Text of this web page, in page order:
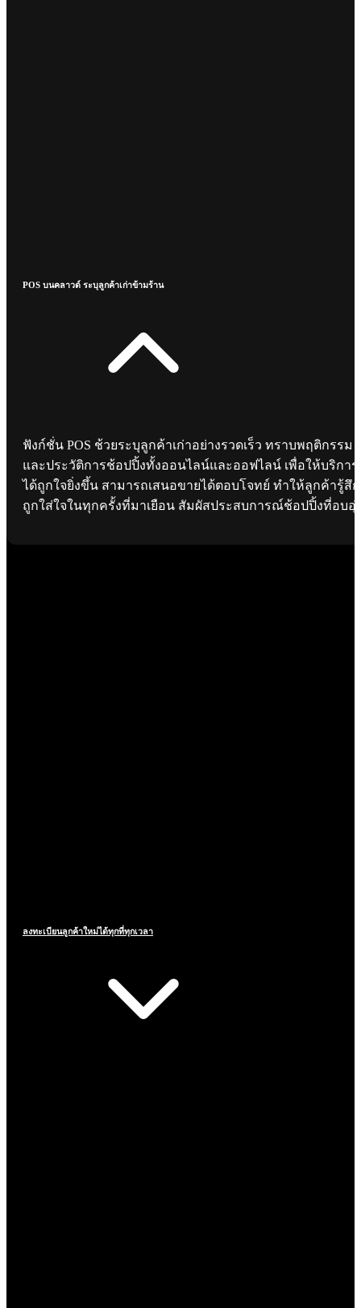
POS บนคลาวด์ ระบุลูกค้าเก่าข้ามร้าน
ฟังก์ชั่น POS ช้วยระบุลูกค้าเก่าอย่างรวดเร็ว ทราบพฤติกรรม
และประวัติการช้อปปิ้งทั้งออนไลน์และออฟไลน์ เพื่อให้บริการ
ได้ถูกใจยิ่งขึ้น สามารถเสนอขายได้ตอบโจทย์ ทำให้ลูกค้ารู้สึก
ถูกใส่ใจในทุกครั้งที่มาเยือน สัมผัสประสบการณ์ช้อปปิ้งที่อบอุ่
ลงทะเบียนลูกค้าใหม่ได้ทุกที่ทุกเวลา